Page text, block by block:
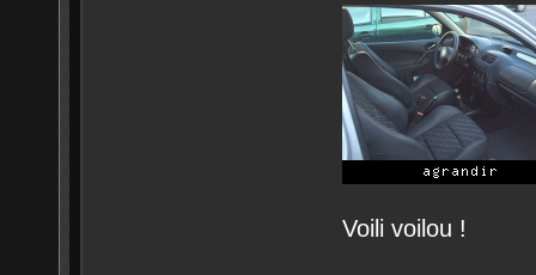
Voili voilou !